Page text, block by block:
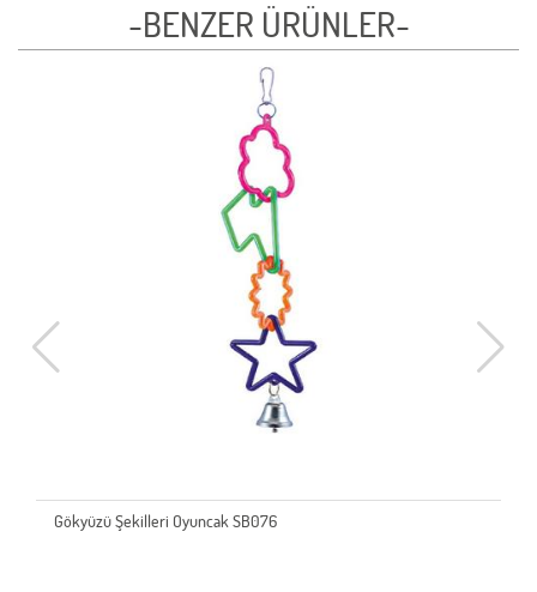
-BENZER ÜRÜNLER-
Gökyüzü Şekilleri Oyuncak SB076